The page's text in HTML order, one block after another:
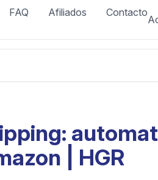
FAQ Afiliados Contacto
| HGR